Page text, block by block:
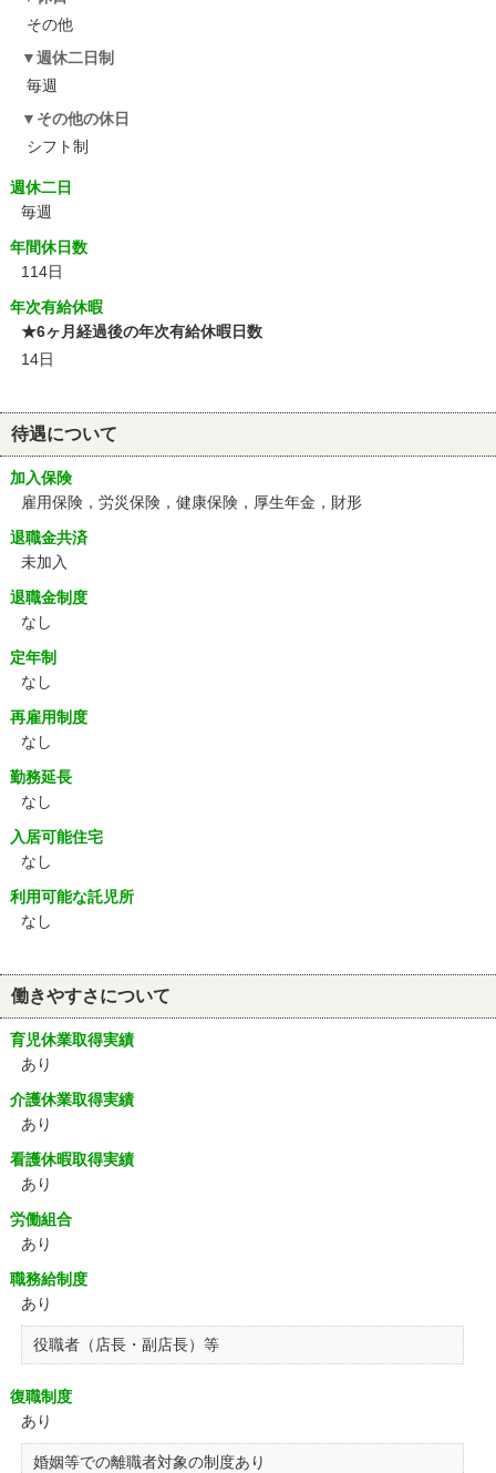
その他
週休二日制
毎週
その他の休日
シフト制
週休二日
毎週
年間休日数
114日
年次有給休暇
★6ヶ月経過後の年次有給休暇日数
14日
待遇について
加入保険
雇用保険，労災保険，健康保険，厚生年金，財形
退職金共済
未加入
退職金制度
なし
定年制
なし
再雇用制度
なし
勤務延長
なし
入居可能住宅
なし
利用可能な託児所
なし
働きやすさについて
育児休業取得実績
あり
介護休業取得実績
あり
看護休暇取得実績
あり
労働組合
あり
職務給制度
あり
役職者（店長・副店長）等
復職制度
あり
婚姻等での離職者対象の制度あり